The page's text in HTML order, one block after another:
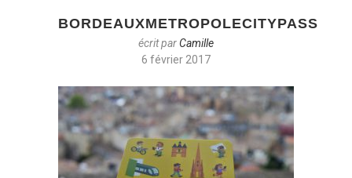
BORDEAUXMETROPOLECITYPASS
écrit parCamille
6 février 2017